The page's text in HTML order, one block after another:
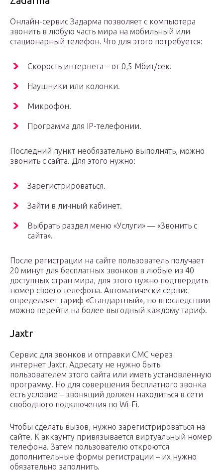
Онлайн-сервис Задарма позволяет с компьютера
звонить в любую часть мира на мобильный или
стационарный телефон. Что для этого потребуется:
Скорость интернета – от 0,5 Мбит/сек.
Наушники или колонки.
Микрофон.
Программа для IP-телефонии.
Последний пункт необязательно выполнять, можно
звонить с сайта. Для этого нужно:
Зарегистрироваться.
Зайти в личный кабинет.
Выбрать раздел меню «Услуги» — «Звонить с
сайта».
После регистрации на сайте пользователь получает
20 минут для бесплатных звонков в любые из 40
доступных стран мира, для этого нужно подтвердить
номер своего телефона. Автоматически сервис
определаяет тариф «Стандартный», но впоследствии
можно перейти на более выгодный каждому тариф.
Jaxtr
Сервис для звонков и отправки СМС через
интернет Jaxtr. Адресату не нужно быть
пользователем этого сайта или иметь установленную
программу. Но для совершения бесплатного звонка
есть условие – звонящий должен находиться в сети
свободного подключения по Wi-Fi.
Чтобы сделать вызов, нужно зарегистрироваться на
сайте. К аккаунту привязывается виртуальный номер
телефона. Затем пользователю откроются
дополнительные формы регистрации – их нужно
обязательно заполнить.